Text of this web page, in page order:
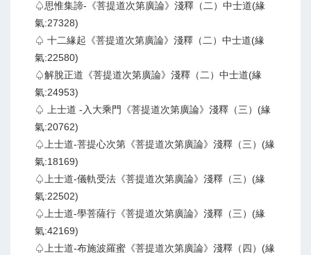
♤思惟集諦-《菩提道次第廣論》淺釋（二）中士道(緣
氣:27328)
♤ 十二緣起《菩提道次第廣論》淺釋（二）中士道(緣
氣:22580)
♤解脫正道《菩提道次第廣論》淺釋（二）中士道(緣
氣:24953)
♤ 上士道 -入大乘門《菩提道次第廣論》淺釋（三）(緣
氣:20762)
♤上士道-菩提心次第《菩提道次第廣論》淺釋（三）(緣
氣:18169)
♤上士道-儀軌受法《菩提道次第廣論》淺釋（三）(緣
氣:22502)
♤上士道-學菩薩行《菩提道次第廣論》淺釋（三）(緣
氣:42169)
♤上士道-布施波羅蜜《菩提道次第廣論》淺釋（四）(緣